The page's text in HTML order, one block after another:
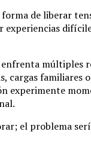
de liberar
experiencias
múltiples
cargas familiares
experimente
el problema